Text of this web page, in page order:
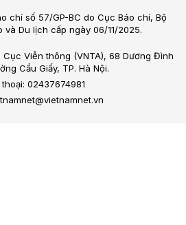
chí số 57/GP-BC do Cục Báo chí, Bộ
và Du lịch cấp ngày 06/11/2025.
Viễn thông (VNTA), 68 Dương Đình
Cầu Giấy, TP. Hà Nội.
02437674981